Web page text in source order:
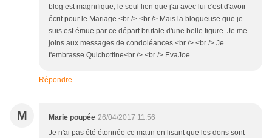
blog est magnifique, le seul lien que j'ai avec lui c'est d'avoir
écrit pour le Mariage.<br /> <br /> Mais la blogueuse que je
suis est émue par ce départ brutale d'une belle figure. Je me
joins aux messages de condoléances.<br /> <br /> Je
t'embrasse Quichottine<br /> <br /> EvaJoe
Répondre
M Marie poupée 26/04/2017 11:56
Je n'ai pas été étonnée ce matin en lisant que les dons sont